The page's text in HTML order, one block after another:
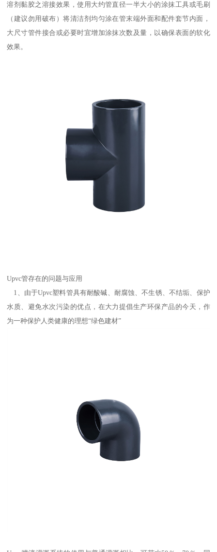
溶剂黏胶之溶接效果，使用大约管直径一半大小的涂抹工具或毛刷
（建议勿用破布）将清洁剂均匀涂在管末端外面和配件套节内面，
大尺寸管件接合或必要时宜增加涂抹次数及量，以确保表面的软化
效果。
Upvc管存在的问题与应用
1、由于Upvc塑料管具有耐酸碱、耐腐蚀、不生锈、不结垢、保护
水质、避免水次污染的优点，在大力提倡生产环保产品的今天，作
为一种保护人类健康的理想“绿色建材”